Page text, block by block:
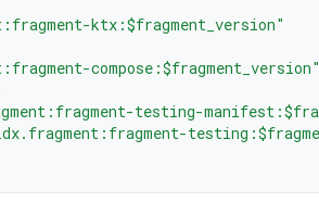
ktx:$fragment_version"
compose:$fragment_version"
testing-